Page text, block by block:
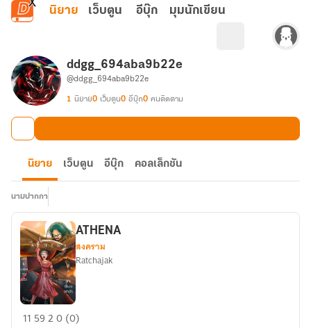
ข้ามไปยังเนื้อหาหลัก
นิยาย เว็บตูน อีบุ๊ก มุมนักเขียน
ddgg_694aba9b22e
@ddgg_694aba9b22e
1 นิยาย0 เว็บตูน0 อีบุ๊ก0 คนติดตาม
นิยาย เว็บตูน อีบุ๊ก คอลเล็กชัน
นามปากกา
ATHENA
ATHENA
สงคราม
Ratchajak
11 5920 (0)